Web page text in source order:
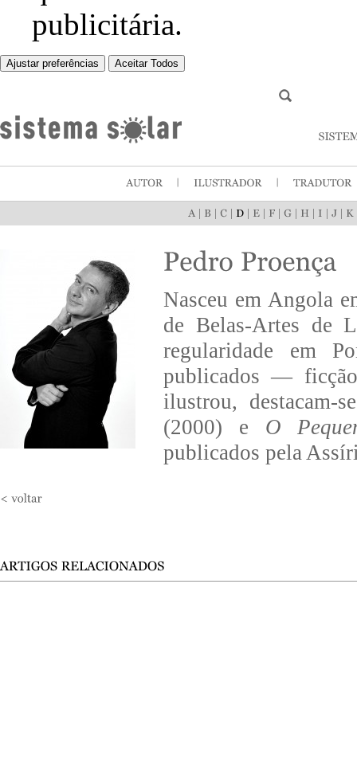
publicitária.
Ajustar preferências Aceitar Todos
Nasceu em Angola
de Belas-Artes de
regularidade em
publicados —
ilustrou, destacam-
(2000) e O
publicados pela